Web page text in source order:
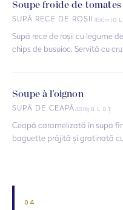
Soupe froide de tomates
SUPĂ RECE DE ROȘII 450ml G
Supă rece de roșii cu legume
chips de busuioc. Servită cu
Soupe à l'oignon
SUPĂ DE CEAPĂ480g G L D Ț
Ceapă caramelizată în supa
baguette prăjită și gratinată
04